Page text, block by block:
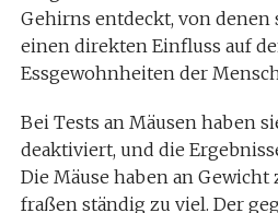
Gehirns entdeckt, von denen
einen direkten Einfluss auf
Essgewohnheiten der
Bei Tests an Mäusen haben
deaktiviert, und die
Die Mäuse haben an
fraßen ständig zu viel. Der